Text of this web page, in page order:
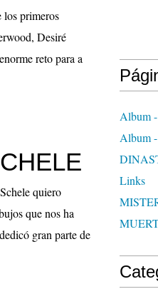
los primeros
Desiré
reto para a
quiero
que nos ha
gran parte de
Album
Album
Links